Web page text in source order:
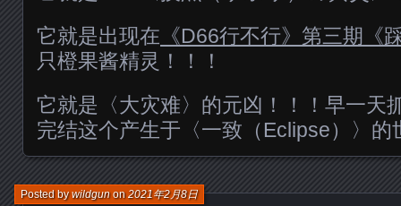
它就是出现在 《D66行不行》第三期《
只橙果酱精灵！！！
它就是〈大灾难〉的元凶！！！早一天
完结这个产生于〈一致（Eclipse）〉的
Posted bywildgunon2021年2月8日